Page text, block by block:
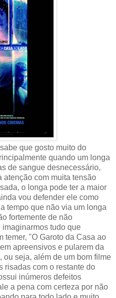
que gosto muito do
quando um longa
de sangue desnecessário,
atenção com muita tensão
o longa pode ter a maior
vou defender ele como
tempo que não via um longa
fortemente de não
tudo que
temer, "O Garoto da Casa ao
apreensivos e pularem da
ou seja, além de um bom filme
risadas com o restante do
inúmeros defeitos
a pena com certeza por não